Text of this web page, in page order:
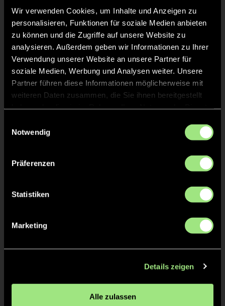
Wir verwenden Cookies, um Inhalte und Anzeigen zu
personalisieren, Funktionen für soziale Medien anbieten
zu können und die Zugriffe auf unsere Website zu
analysieren. Außerdem geben wir Informationen zu Ihrer
Verwendung unserer Website an unsere Partner für
soziale Medien, Werbung und Analysen weiter. Unsere
Partner führen diese Informationen möglicherweise mit
weiteren Daten zusammen, die Sie ihnen bereitgestellt
Notwendig
Präferenzen
Statistiken
Marketing
Details zeigen
Alle zulassen
13' TOR 0:4, FELDTOR
LukasK. 3
FelixS. 2
TOR 0:1, FELDTOR